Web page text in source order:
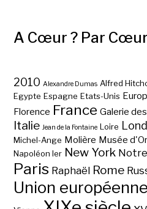
A Cœur ? Par Cœur
2010 Alexandre Dumas Alfred
Egypte Espagne Etats-Unis
Florence France Galerie
Italie Jean de la Fontaine Loire
Michel-Ange Molière Musée
Napoléon Ier New York
Paris Raphaël Rome
Union européenne